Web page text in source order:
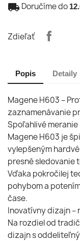
local_shipping Doručíme do
Zdieľať
Popis Detaily
Magene H603 –
zaznamenávanie
Spoľahlivé
Magene H603 je
vylepšeným
presné sledovanie
Vďaka pokročilej
pohybom a
čase.
Inovatívny dizajn –
Na rozdiel od
dizajn s